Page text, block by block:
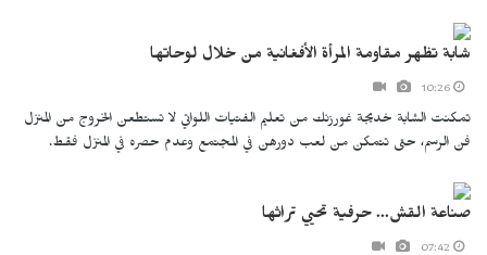
شابة تظهر مقاومة المرأة الأفغانية من خلال لوحاتها
تمكنت الشابة خديجة غورزنك من تعليم الفتيات اللواتي لا تستطعن الخروج من المنزل
فن الرسم، حتى تتمكن من لعب دورهن في المجتمع وعدم حصره في المنزل فقط.
صناعة القش... حرفية تحيي تراثها